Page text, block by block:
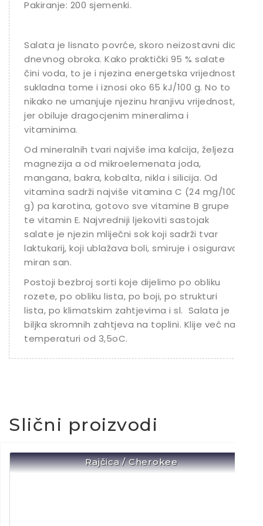
Pakiranje: 200 sjemenki.
Salata je lisnato povrće, skoro neizostavni dio
dnevnog obroka. Kako praktički 95 % salate
čini voda, to je i njezina energetska vrijednost
sukladna tome i iznosi oko 65 kJ/100 g. No to
nikako ne umanjuje njezinu hranjivu vrijednost,
jer obiluje dragocjenim mineralima i
vitaminima.
Od mineralnih tvari najviše ima kalcija, željeza i
magnezija a od mikroelemenata joda,
mangana, bakra, kobalta, nikla i silicija. Od
vitamina sadrži najviše vitamina C (24 mg/100
g) pa karotina, gotovo sve vitamine B grupe
te vitamin E. Najvredniji ljekoviti sastojak
salate je njezin mliječni sok koji sadrži tvar
laktukarij, koji ublažava boli, smiruje i osigurava
miran san.
Postoji bezbroj sorti koje dijelimo po obliku
rozete, po obliku lista, po boji, po strukturi
lista, po klimatskim zahtjevima i sl. Salata je
biljka skromnih zahtjeva na toplini. Klije već na
temperaturi od 3,5oC.
Slični proizvodi
Rajčica / Cherokee